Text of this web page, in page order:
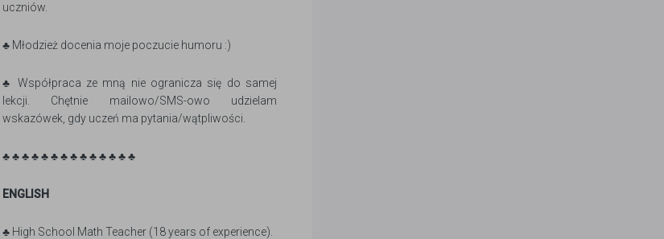
uczniów.
♣ Młodzież docenia moje poczucie humoru :)
♣ Współpraca ze mną nie ogranicza się do samej
lekcji. Chętnie mailowo/SMS-owo udzielam
wskazówek, gdy uczeń ma pytania/wątpliwości.
♣ ♣ ♣ ♣ ♣ ♣ ♣ ♣ ♣ ♣ ♣ ♣ ♣ ♣
ENGLISH
♣ High School Math Teacher (18 years of experience).